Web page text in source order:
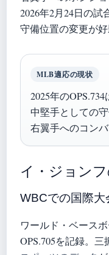
2026年2月24日の試
守備位置の変更が
MLB適応の現状
2025年の
中堅手としての
右翼手へのコン
イ・ジョン
WBCでの国際大
ワールド・ベース
OPS.705を記録。